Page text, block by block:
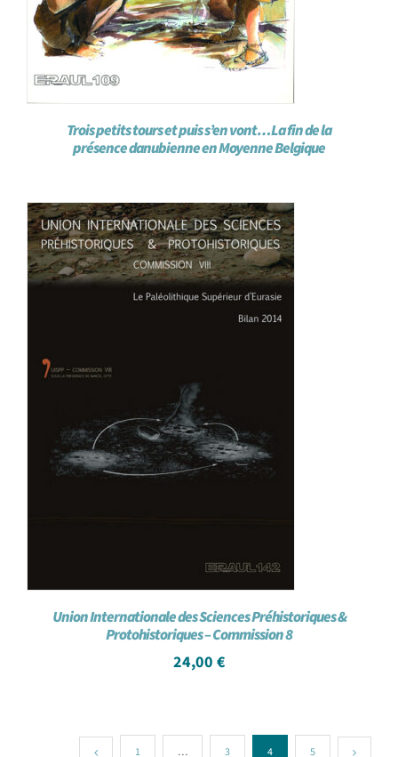
Trois petits tours et puis s’en vont…La fin de la
présence danubienne en Moyenne Belgique
Union Internationale des Sciences Préhistoriques &
Protohistoriques – Commission 8
24,00 €
1 … 3 4 5